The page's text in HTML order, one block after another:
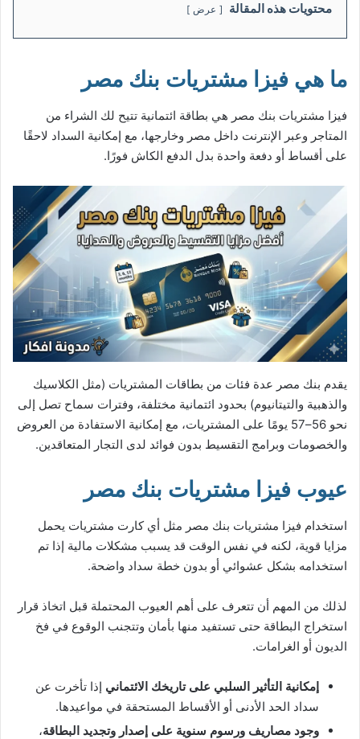
محتويات هذه المقالة عرض
ما هي فيزا مشتريات بنك مصر
فيزا مشتريات بنك مصر هي بطاقة ائتمانية تتيح لك الشراء من
المتاجر وعبر الإنترنت داخل مصر وخارجها، مع إمكانية السداد لاحقًا
على أقساط أو دفعة واحدة بدل الدفع الكاش فورًا.
يقدم بنك مصر عدة فئات من بطاقات المشتريات (مثل الكلاسيك
والذهبية والتيتانيوم) بحدود ائتمانية مختلفة، وفترات سماح تصل إلى
نحو 56–57 يومًا على المشتريات، مع إمكانية الاستفادة من العروض
والخصومات وبرامج التقسيط بدون فوائد لدى التجار المتعاقدين.
عيوب فيزا مشتريات بنك مصر
استخدام فيزا مشتريات بنك مصر مثل أي كارت مشتريات يحمل
مزايا قوية، لكنه في نفس الوقت قد يسبب مشكلات مالية إذا تم
استخدامه بشكل عشوائي أو بدون خطة سداد واضحة.
لذلك من المهم أن تتعرف على أهم العيوب المحتملة قبل اتخاذ قرار
استخراج البطاقة حتى تستفيد منها بأمان وتتجنب الوقوع في فخ
الديون أو الغرامات.
إمكانية التأثير السلبي على تاريخك الائتماني إذا تأخرت عن
سداد الحد الأدنى أو الأقساط المستحقة في مواعيدها.
وجود مصاريف ورسوم سنوية على إصدار وتجديد البطاقة،